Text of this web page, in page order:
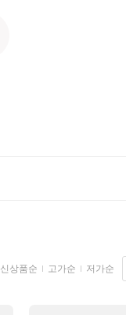
신상품순 고가순 저가순